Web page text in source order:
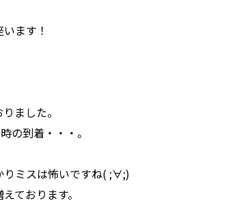
ます！
ました。
の到着・・・。
りミスは怖いですね( ;∀;)
ております。